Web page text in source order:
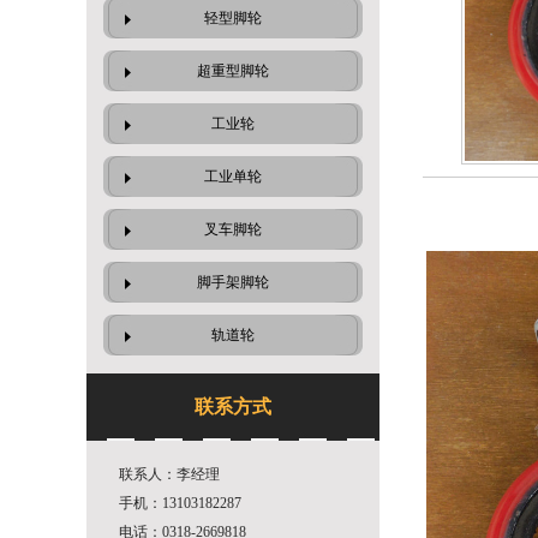
轻型脚轮
超重型脚轮
工业轮
工业单轮
叉车脚轮
脚手架脚轮
轨道轮
联系方式
联系人：李经理
手机：13103182287
电话：0318-2669818